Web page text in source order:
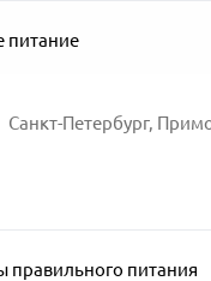
питание
Санкт-Петербург,
правильного питания